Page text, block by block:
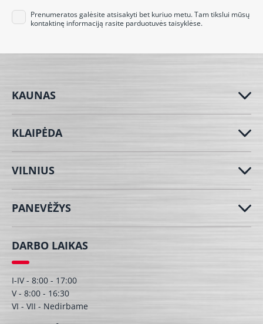
Prenumeratos galėsite atsisakyti bet kuriuo metu. Tam tikslui mūsų
kontaktinę informaciją rasite parduotuvės taisyklėse.
KAUNAS
KLAIPĖDA
VILNIUS
PANEVĖŽYS
DARBO LAIKAS
I-IV - 8:00 - 17:00
V - 8:00 - 16:30
VI - VII - Nedirbame